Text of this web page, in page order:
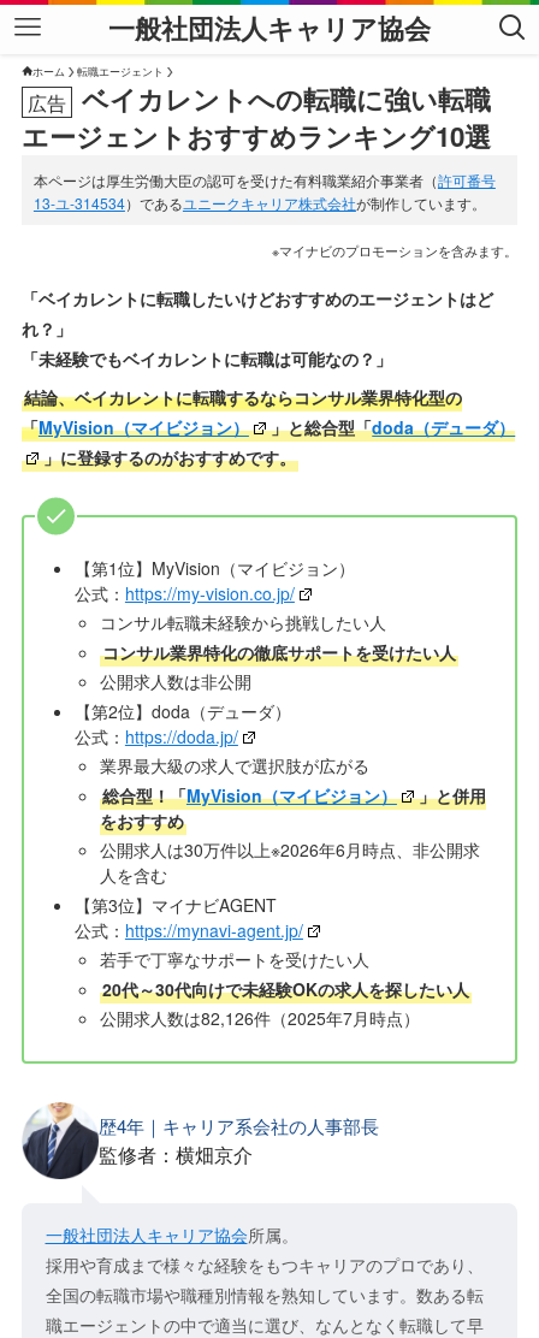
一般社団法人キャリア協会
ホーム 転職エージェント
ベイカレントへの転職に強い転職
エージェントおすすめランキング10選
本ページは厚生労働大臣の認可を受けた有料職業紹介事業者（許可番号
13-ユ-314534）であるユニークキャリア株式会社が制作しています。
※マイナビのプロモーションを含みます。
「ベイカレントに転職したいけどおすすめのエージェントはど
れ？」
「未経験でもベイカレントに転職は可能なの？」
結論、ベイカレントに転職するならコンサル業界特化型の
「MyVision（マイビジョン） 」と総合型「doda（デューダ）
」に登録するのがおすすめです。
【第1位】MyVision（マイビジョン）
公式： https://my-vision.co.jp/
コンサル転職未経験から挑戦したい人
コンサル業界特化の徹底サポートを受けたい人
公開求人数は非公開
【第2位】doda（デューダ）
公式： https://doda.jp/
業界最大級の求人で選択肢が広がる
総合型！「MyVision（マイビジョン）
」と併用
をおすすめ
公開求人は30万件以上※2026年6月時点、非公開求
人を含む
【第3位】マイナビAGENT
公式： https://mynavi-agent.jp/
若手で丁寧なサポートを受けたい人
20代～30代向けで未経験OKの求人を探したい人
公開求人数は82,126件（2025年7月時点）
歴4年｜キャリア系会社の人事部長
監修者：横畑京介
一般社団法人キャリア協会所属。
採用や育成まで様々な経験をもつキャリアのプロであり、
全国の転職市場や職種別情報を熟知しています。数ある転
職エージェントの中で適当に選び、なんとなく転職して早